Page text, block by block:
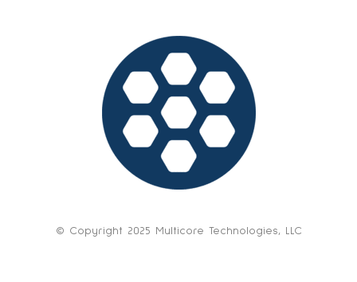
© Copyright 2025 Multicore Technologies, LLC